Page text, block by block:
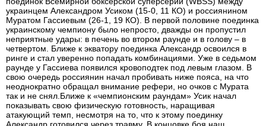
украинцем Александром Усиком (15-0, 11 КО) и россиянином
Муратом Гассиевым (26-1, 19 КО). В первой половине поединка
украинскому чемпиону было непросто, дважды он пропустил
неприятные удары: в печень во втором раунде и в голову – в
четвертом. Ближе к экватору поединка Александр освоился в
ринге и стал уверенно попадать комбинациями. Уже в седьмом
раунде у Гассиева появился кровоподтек под левым глазом. В
свою очередь россиянин начал пробивать ниже пояса, на что
неоднократно обращал внимание рефери, но очков с Мурата
так и не снял.Ближе к «чемпионским раундам» Усик начал
показывать свою физическую готовность, наращивая
атакующий темп, несмотря на то, что к этому поединку